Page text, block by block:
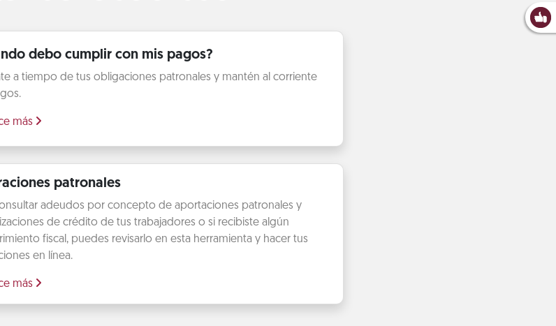
debo cumplir con mis pagos?
a tiempo de tus obligaciones patronales y mantén al corriente
más
patronales
adeudos por concepto de aportaciones patronales y
de crédito de tus trabajadores o si recibiste algún
fiscal, puedes revisarlo en esta herramienta y hacer tus
en línea.
más